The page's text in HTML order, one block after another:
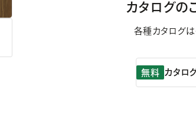
カタログの
各種カタログは
無料 カタロ